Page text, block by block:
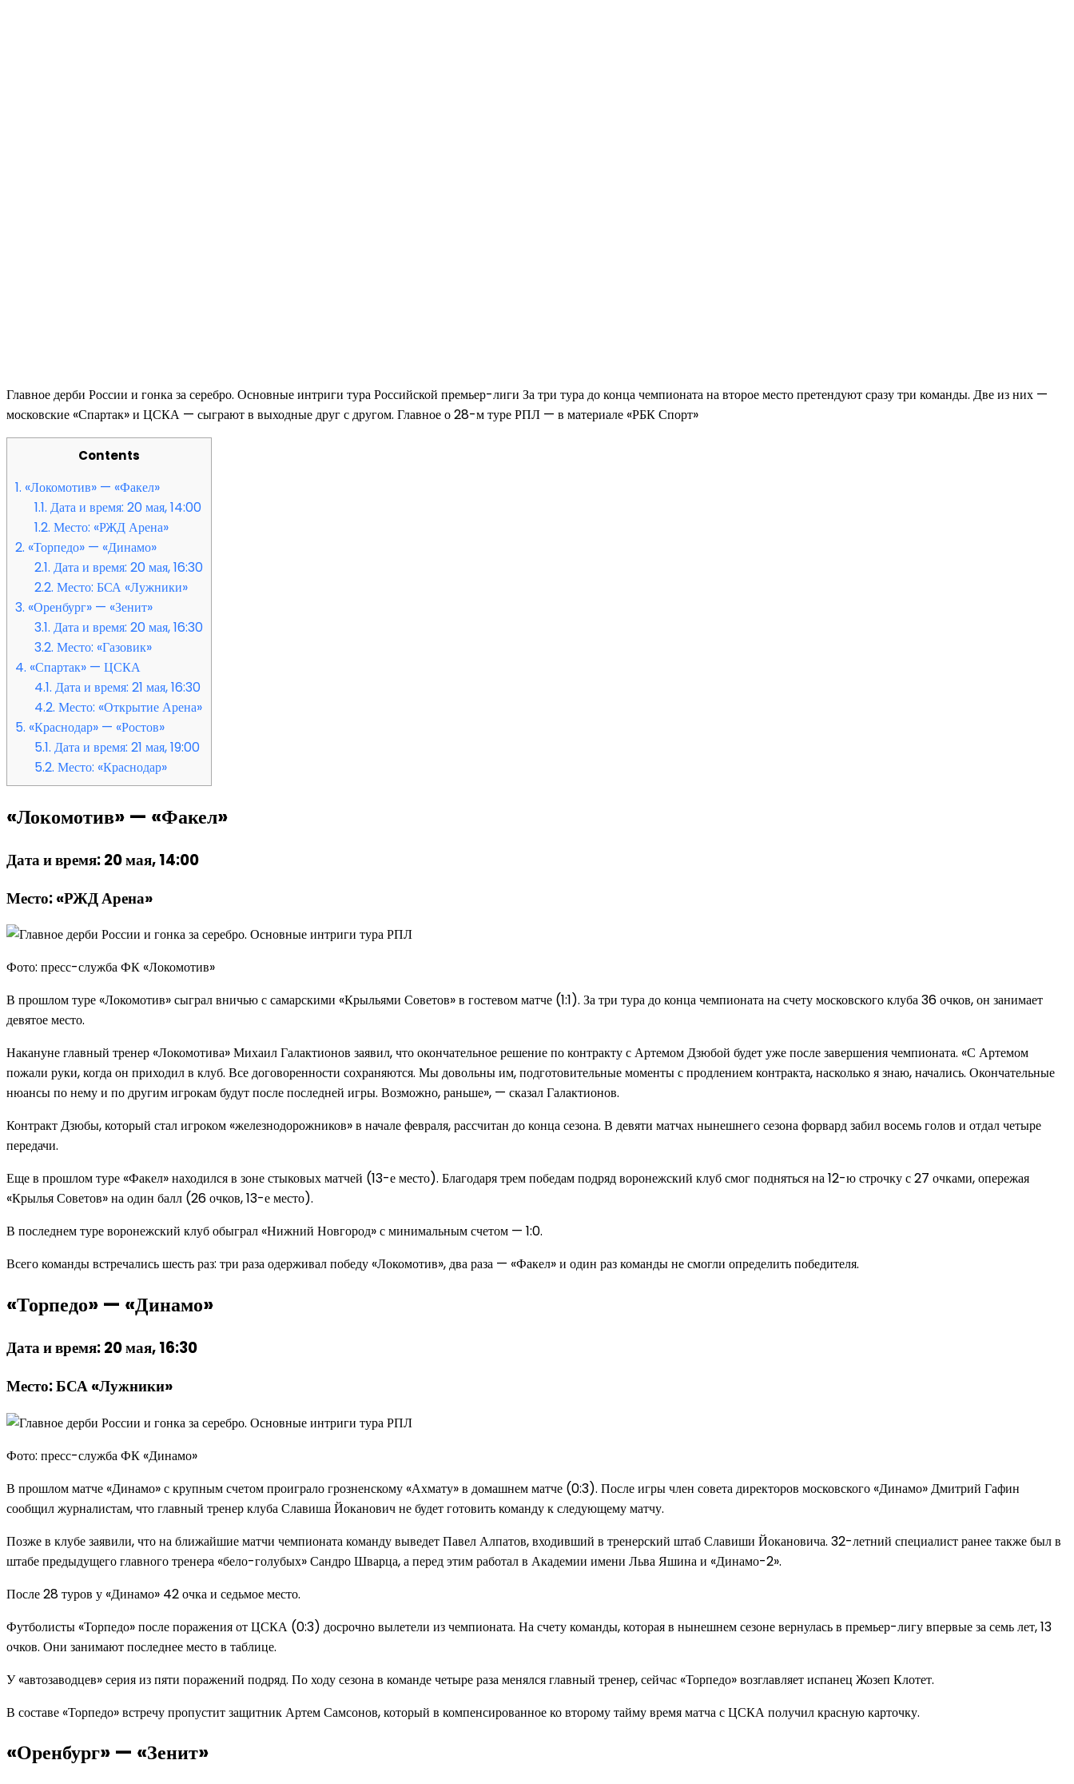
Главное дерби России и гонка за серебро. Основные интриги тура Российской премьер-лиги За три тура до конца чемпионата на второе место претендуют сразу три команды. Две из них —
московские «Спартак» и ЦСКА — сыграют в выходные друг с другом. Главное о 28-м туре РПЛ — в материале «РБК Спорт»
Contents
1. «Локомотив» — «Факел»
1.1. Дата и время: 20 мая, 14:00
1.2. Место: «РЖД Арена»
2. «Торпедо» — «Динамо»
2.1. Дата и время: 20 мая, 16:30
2.2. Место: БСА «Лужники»
3. «Оренбург» — «Зенит»
3.1. Дата и время: 20 мая, 16:30
3.2. Место: «Газовик»
4. «Спартак» — ЦСКА
4.1. Дата и время: 21 мая, 16:30
4.2. Место: «Открытие Арена»
5. «Краснодар» — «Ростов»
5.1. Дата и время: 21 мая, 19:00
5.2. Место: «Краснодар»
«Локомотив» — «Факел»
Дата и время: 20 мая, 14:00
Место: «РЖД Арена»
Фото: пресс-служба ФК «Локомотив»
В прошлом туре «Локомотив» сыграл вничью с самарскими «Крыльями Советов» в гостевом матче (1:1). За три тура до конца чемпионата на счету московского клуба 36 очков, он занимает
девятое место.
Накануне главный тренер «Локомотива» Михаил Галактионов заявил, что окончательное решение по контракту с Артемом Дзюбой будет уже после завершения чемпионата. «С Артемом
пожали руки, когда он приходил в клуб. Все договоренности сохраняются. Мы довольны им, подготовительные моменты с продлением контракта, насколько я знаю, начались. Окончательные
нюансы по нему и по другим игрокам будут после последней игры. Возможно, раньше», — сказал Галактионов.
Контракт Дзюбы, который стал игроком «железнодорожников» в начале февраля, рассчитан до конца сезона. В девяти матчах нынешнего сезона форвард забил восемь голов и отдал четыре
передачи.
Еще в прошлом туре «Факел» находился в зоне стыковых матчей (13-е место). Благодаря трем победам подряд воронежский клуб смог подняться на 12-ю строчку с 27 очками, опережая
«Крылья Советов» на один балл (26 очков, 13-е место).
В последнем туре воронежский клуб обыграл «Нижний Новгород» с минимальным счетом — 1:0.
Всего команды встречались шесть раз: три раза одерживал победу «Локомотив», два раза — «Факел» и один раз команды не смогли определить победителя.
«Торпедо» — «Динамо»
Дата и время: 20 мая, 16:30
Место: БСА «Лужники»
Фото: пресс-служба ФК «Динамо»
В прошлом матче «Динамо» с крупным счетом проиграло грозненскому «Ахмату» в домашнем матче (0:3). После игры член совета директоров московского «Динамо» Дмитрий Гафин
сообщил журналистам, что главный тренер клуба Славиша Йоканович не будет готовить команду к следующему матчу.
Позже в клубе заявили, что на ближайшие матчи чемпионата команду выведет Павел Алпатов, входивший в тренерский штаб Славиши Йокановича. 32-летний специалист ранее также был в
штабе предыдущего главного тренера «бело-голубых» Сандро Шварца, а перед этим работал в Академии имени Льва Яшина и «Динамо-2».
После 28 туров у «Динамо» 42 очка и седьмое место.
Футболисты «Торпедо» после поражения от ЦСКА (0:3) досрочно вылетели из чемпионата. На счету команды, которая в нынешнем сезоне вернулась в премьер-лигу впервые за семь лет, 13
очков. Они занимают последнее место в таблице.
У «автозаводцев» серия из пяти поражений подряд. По ходу сезона в команде четыре раза менялся главный тренер, сейчас «Торпедо» возглавляет испанец Жозеп Клотет.
В составе «Торпедо» встречу пропустит защитник Артем Самсонов, который в компенсированное ко второму тайму время матча с ЦСКА получил красную карточку.
«Оренбург» — «Зенит»